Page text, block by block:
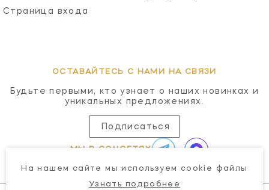
Страница входа
ОСТАВАЙТЕСЬ С НАМИ НА СВЯЗИ
Будьте первыми, кто узнает о наших новинках и
уникальных предложениях.
Подписаться
МЫ В СОЦСЕТЯХ
На нашем сайте мы используем cookie файлы
Узнать подробнее